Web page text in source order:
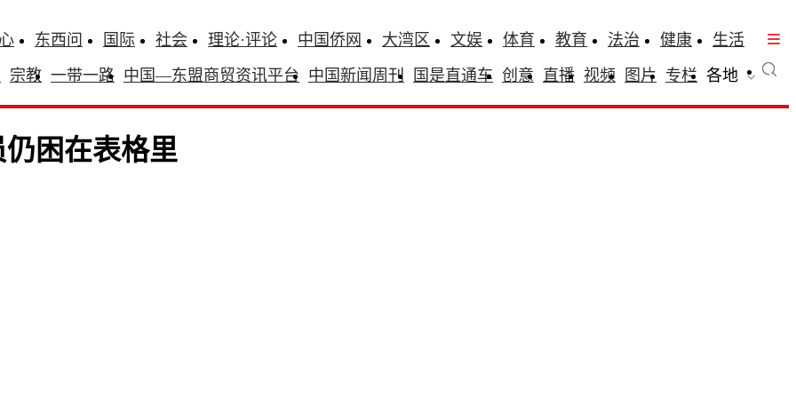
东西问 国际 社会 理论·评论 中国侨网 大湾区 文娱 体育 教育 法治 健康
生活
宗教 一带一路 中国—东盟商贸资讯平台 中国新闻周刊 国是直通车 创意 直播 视频 图片 专栏 各地
困在表格里